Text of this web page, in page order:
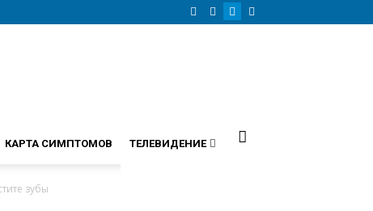
КАРТА СИМПТОМОВ ТЕЛЕВИДЕНИЕ
зубы